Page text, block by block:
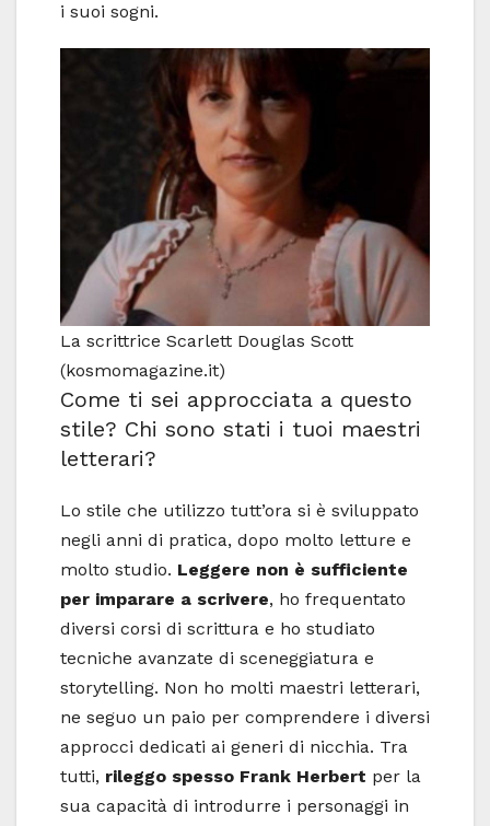
i suoi sogni.
La scrittrice Scarlett Douglas Scott
(kosmomagazine.it)
Come ti sei approcciata a questo
stile? Chi sono stati i tuoi maestri
letterari?
Lo stile che utilizzo tutt’ora si è sviluppato
negli anni di pratica, dopo molto letture e
molto studio. Leggere non è sufficiente
per imparare a scrivere, ho frequentato
diversi corsi di scrittura e ho studiato
tecniche avanzate di sceneggiatura e
storytelling. Non ho molti maestri letterari,
ne seguo un paio per comprendere i diversi
approcci dedicati ai generi di nicchia. Tra
tutti, rileggo spesso Frank Herbert per la
sua capacità di introdurre i personaggi in